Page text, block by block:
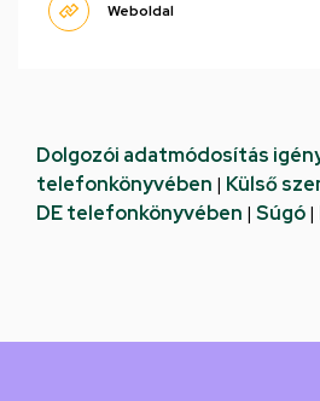
Weboldal
Dolgozói adatmódosítás
telefonkönyvében | Külső
DE telefonkönyvében | Súgó|